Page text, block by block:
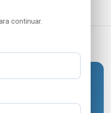
continuar.